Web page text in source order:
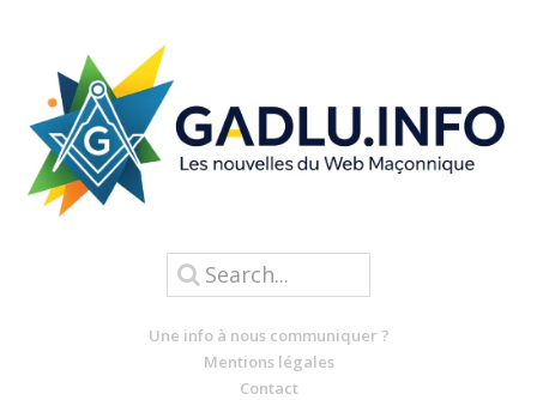
Une info à nous communiquer ?
Mentions légales
Contact